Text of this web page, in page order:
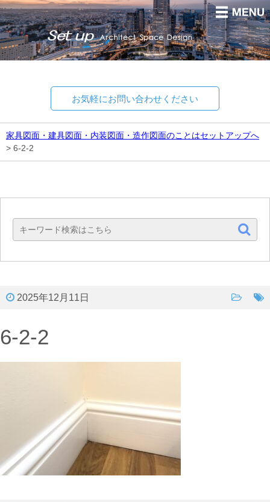
お気軽にお問い合わせください
家具図面・建具図面・内装図面・造作図面のことはセットアップへ
> 6-2-2
2025年12月11日
6-2-2